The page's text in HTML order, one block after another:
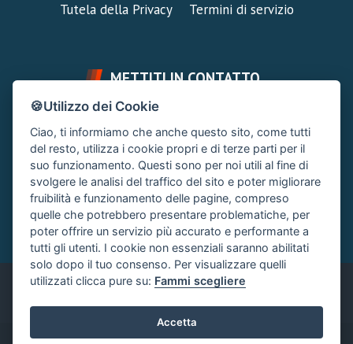
Tutela della Privacy
Termini di servizio
METTITI IN CONTATTO
FAI UNA DOMANDA
Chiedi un Consiglio
Area Ticket
CONTATTA L'AMMINISTRAZIONE
Clicca quì
Italiano
🍪Utilizzo dei Cookie
Ciao, ti informiamo che anche questo sito, come tutti
del resto, utilizza i cookie propri e di terze parti per il
suo funzionamento. Questi sono per noi utili al fine di
svolgere le analisi del traffico del sito e poter migliorare
fruibilità e funzionamento delle pagine, compreso
quelle che potrebbero presentare problematiche, per
poter offrire un servizio più accurato e performante a
tutti gli utenti. I cookie non essenziali saranno abilitati
solo dopo il tuo consenso. Per visualizzare quelli
utilizzati clicca pure su: Fammi scegliere
Accetta